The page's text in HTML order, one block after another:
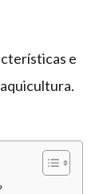
e